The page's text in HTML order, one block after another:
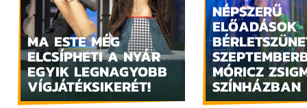
MA ESTE MÉG
ELCSÍPHETI A NYÁR
EGYIK LEGNAGYOBB
VÍGJÁTÉKSIKERÉT!
NÉPSZERŰ
ELŐADÁSOK
MÓRICZ
SZÍNHÁZBAN